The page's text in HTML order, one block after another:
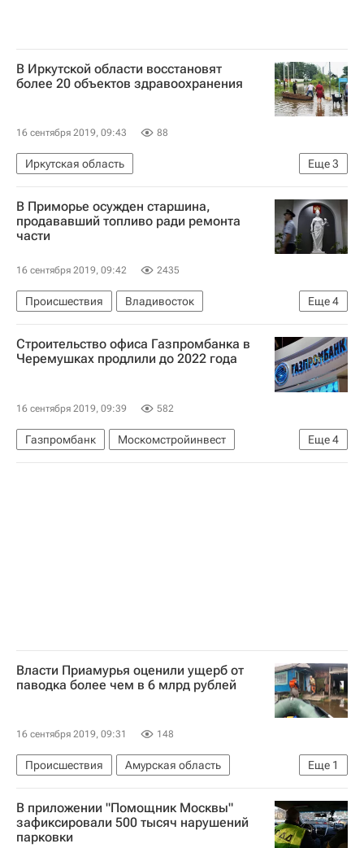
В Иркутской области восстановят
более 20 объектов здравоохранения
16 сентября 2019, 09:43 88
Еще3
Иркутская область
Социальная инфраструктура
Виталий Мутко
Паводок в Иркутской области
В Приморье осужден старшина,
продававший топливо ради ремонта
части
16 сентября 2019, 09:42 2435
Еще4
Происшествия
Владивосток
Следственный комитет России (СК РФ)
Ремонт
Криминал Приморский край
Строительство офиса Газпромбанка в
Черемушках продлили до 2022 года
16 сентября 2019, 09:39 582
Еще4
Газпромбанк
Москомстройинвест
Москва
Строительство
Банки
Власти Приамурья оценили ущерб от
паводка более чем в 6 млрд рублей
16 сентября 2019, 09:31 148
Еще 1
Происшествия
Амурская область
Сергей Матвеев
В приложении "Помощник Москвы"
зафиксировали 500 тысяч нарушений
парковки